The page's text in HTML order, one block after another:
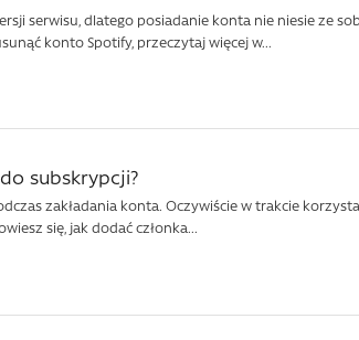
serwisu, dlatego posiadanie konta nie niesie ze
konto Spotify, przeczytaj więcej w...
subskrypcji?
zakładania konta. Oczywiście w trakcie
się, jak dodać członka...